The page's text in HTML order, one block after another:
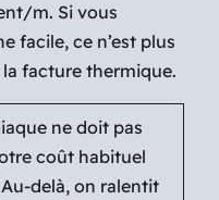
m. Si vous
facile, ce n’est plus
facture thermique.
ne doit pas
coût habituel
delà, on ralentit